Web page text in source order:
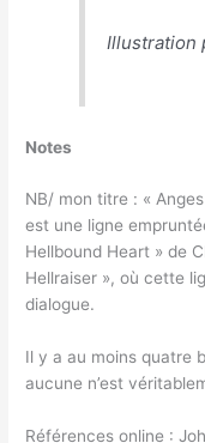
Illustration
Notes
NB/ mon titre : «
est une ligne
Hellbound Heart » de
Hellraiser », où cette
dialogue.
Il y a au moins quatre
aucune n’est
Références online :